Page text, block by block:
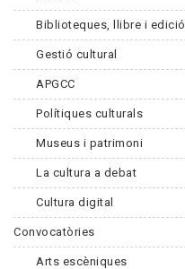
Biblioteques, llibre i edició
Gestió cultural
APGCC
Polítiques culturals
Museus i patrimoni
La cultura a debat
Cultura digital
Convocatòries
Arts escèniques